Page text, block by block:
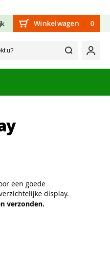
Winkelwagen 0
Welk
Mijn
een goede
display.
verzonden.